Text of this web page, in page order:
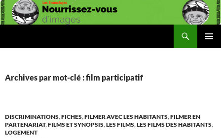
Aller
au
Archives par mot-clé : film participatif
DISCRIMINATIONS,FICHES,FILMER AVEC LES HABITANTS,FILMER EN
PARTENARIAT,FILMS ET SYNOPSIS,LES FILMS,LES FILMS DES HABITANTS,
LOGEMENT